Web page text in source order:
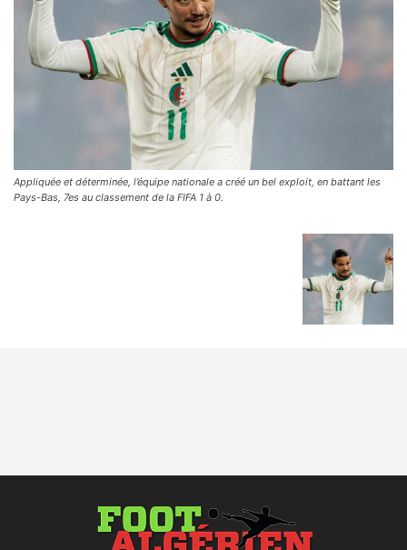
Appliquée et déterminée, l’équipe nationale a créé un bel exploit, en battant les
Pays-Bas, 7es au classement de la FIFA 1 à 0.